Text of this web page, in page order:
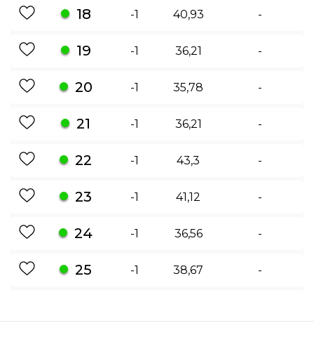
18 -1 40,93 -
19 -1 36,21 -
20 -1 35,78 -
21 -1 36,21 -
22 -1 43,3 -
23 -1 41,12 -
24 -1 36,56 -
25 -1 38,67 -